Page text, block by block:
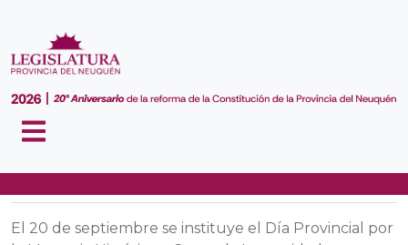
El 20 de septiembre se instituye el Día Provincial por